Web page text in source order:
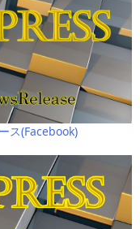
ス(Facebook)